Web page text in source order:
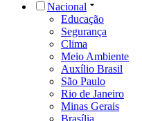
Nacional
Educação
Segurança
Clima
Meio Ambiente
Auxílio Brasil
São Paulo
Rio de Janeiro
Minas Gerais